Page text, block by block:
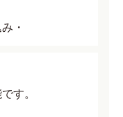
・
す。